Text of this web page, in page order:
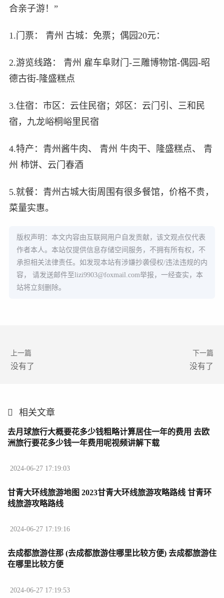
合亲子游！”
1.门票： 青州 古城：免票；偶园20元：
2.游览线路： 青州 雇车阜财门-三雕博物馆-偶园-昭
德古街-隆盛糕点
3.住宿：市区：云住民宿；郊区：云门引、三和民
宿，九龙峪桐峪里民宿
4.特产：青州酱牛肉、 青州 牛肉干、隆盛糕点、 青
州 柿饼、云门春酒
5.就餐：青州古城大街周围有很多餐馆，价格不贵，
菜量实惠。
版权声明：本文内容由互联网用户自发贡献，该文观点仅代表
作者本人。本站仅提供信息存储空间服务，不拥有所有权，不
承担相关法律责任。如发现本站有涉嫌抄袭侵权/违法违规的内
容， 请发送邮件至lizi9903@foxmail.com举报，一经查实，本
站将立刻删除。
上一篇
没有了
下一篇
没有了
相关文章
去月球旅行大概要花多少钱粗略计算居住一年的费用 去欧
洲旅行要花多少钱一年费用呢视频讲解下载
2024-06-27 17:19:03
甘青大环线旅游地图 2023甘青大环线旅游攻略路线 甘青环
线旅游攻略路线
2024-06-27 17:19:16
去成都旅游住那 (去成都旅游住哪里比较方便) 去成都旅游住
在哪里比较方便
2024-06-27 17:19:53